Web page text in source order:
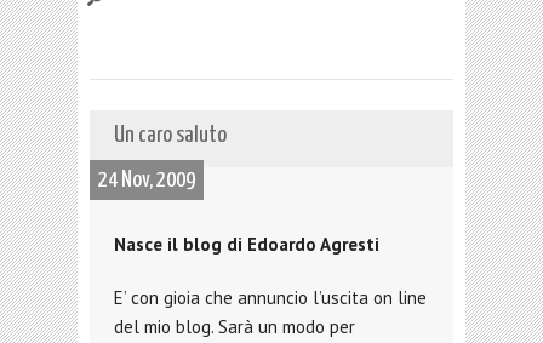
Un caro saluto
24 Nov, 2009
Nasce il blog di Edoardo Agresti
E’ con gioia che annuncio l’uscita on line
del mio blog. Sarà un modo per